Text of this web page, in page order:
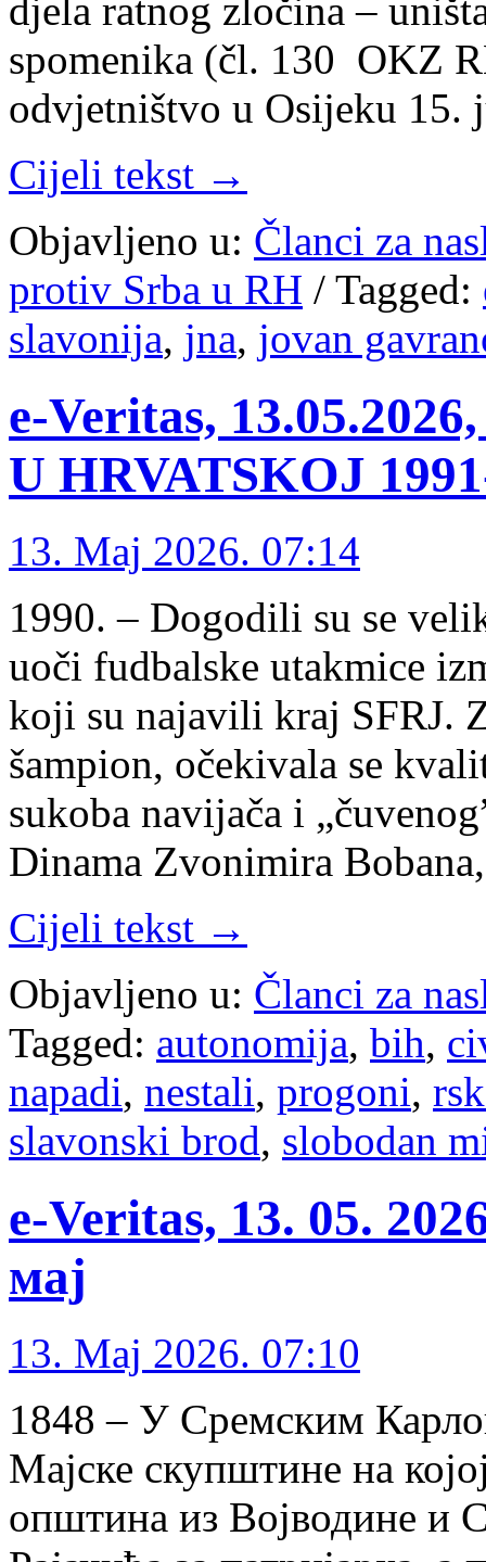
djela ratnog zločina –
spomenika (čl. 130 OKZ
odvjetništvo u Osijeku
Cijeli tekst →
Objavljeno u: Članci za
protiv Srba u RH / Tagged:
slavonija, jna, jovan
e-Veritas,
U HRVATSKOJ
13. Maj 2026. 07:14
1990. – Dogodili su se
uoči fudbalske utakmice
koji su najavili kraj SFRJ.
šampion, očekivala se
sukoba navijača i
Dinama Zvonimira
Cijeli tekst →
Objavljeno u: Članci za
Tagged: autonomija, bih,
napadi, nestali, progoni,
slavonski brod, slobodan
e-Veritas, 13. 05.
мај
13. Maj 2026. 07:10
1848 – У Сремским
Мајске скупштине на
општина из Војводине и